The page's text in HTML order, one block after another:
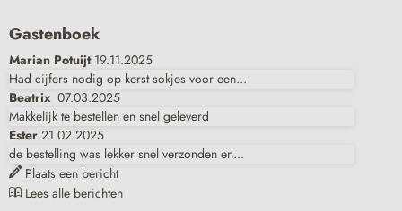
Gastenboek
Marian Potuijt 19.11.2025
Had cijfers nodig op kerst sokjes voor een...
Beatrix 07.03.2025
Makkelijk te bestellen en snel geleverd
Ester 21.02.2025
de bestelling was lekker snel verzonden en...
Plaats een bericht
Lees alle berichten